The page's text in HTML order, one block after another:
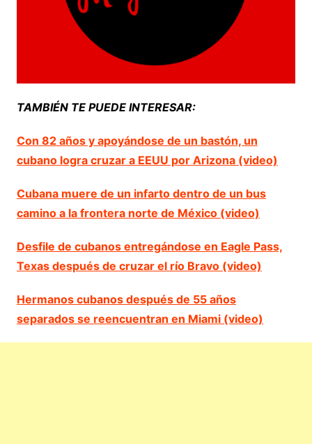
TAMBIÉN TE PUEDE INTERESAR:
Con 82 años y apoyándose de un bastón, un
cubano logra cruzar a EEUU por Arizona (video)
Cubana muere de un infarto dentro de un bus
camino a la frontera norte de México (video)
Desfile de cubanos entregándose en Eagle Pass,
Texas después de cruzar el río Bravo (video)
Hermanos cubanos después de 55 años
separados se reencuentran en Miami (video)